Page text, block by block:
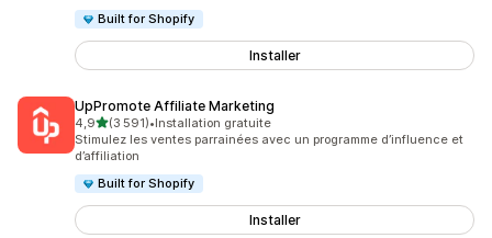
Built for Shopify
Installer
UpPromote Affiliate Marketing
4,9étoile(s) sur 5
(3 591)
3591 avis au total
•Installation gratuite
Stimulez les ventes parrainées avec un programme d’influence et
d’affiliation
Built for Shopify
Installer